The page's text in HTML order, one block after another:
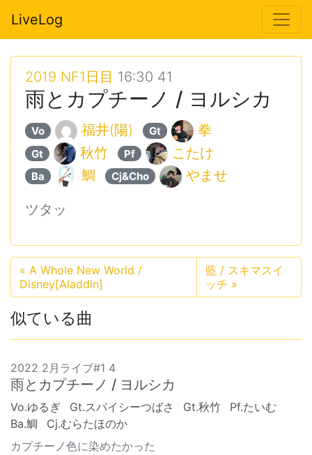
LiveLog
2019 NF1日目 16:30 41
雨とカプチーノ / ヨルシカ
Vo 福井(陽) Gt 拳
Gt 秋竹 Pf こたけ
Ba 鯛 Cj&Cho やませ
ツタッ
« A Whole New World /
Disney[Aladdin]
藍 / スキマスイ
ッチ »
似ている曲
2022 2月ライブ#1 4
雨とカプチーノ / ヨルシカ
Vo.ゆるぎ Gt.スパイシーつばさ Gt.秋竹
Pf.たいむ
Ba.鯛
Cj.むらたほのか
カプチーノ色に染めたかった